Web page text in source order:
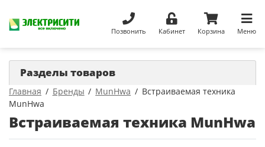
Позвонить Кабинет Корзина Меню
Главная Бренды MunHwa
Встраиваемая техника
MunHwa
Встраиваемая техника MunHwa
Разделы товаров